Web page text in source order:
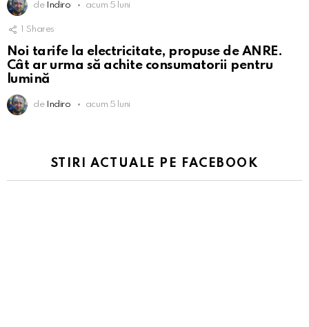
de Indiro acum 5 luni
1 Shares
Noi tarife la electricitate, propuse de ANRE.
Cât ar urma să achite consumatorii pentru
lumină
de Indiro acum 5 luni
STIRI ACTUALE PE FACEBOOK